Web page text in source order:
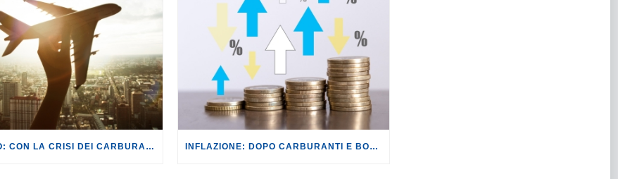
TURISMO: CON LA CRISI DEI CARBURANTI, VOLI A RISCHIO CANCELLAZIONE O RINCARO. INFLAZIONE: DOPO CARBURANTI E BOLLETTE, GLI EFFETTI DEL CONFLITTO INIZIANO A FARSI SENTIRE SUI PREZZI.